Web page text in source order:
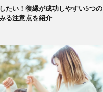
たい！復縁が成功しやすい5つの
る注意点を紹介